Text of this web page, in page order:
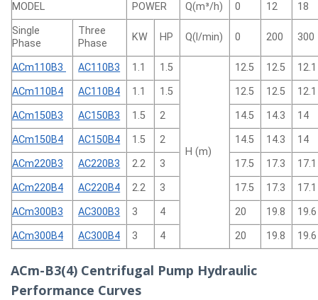
MODEL POWER Q(m³/h) 0 12
18
Single
Phase
Three
Phase
KW HP Q(l/min) 0 200 300
ACm110B3 AC110B3 1.1 1.5
H (m)
12.5 12.5
12.1
ACm110B4
AC110B4 1.1 1.5 12.5 12.5
12.1
ACm150B3
AC150B3 1.5 2 14.5 14.3
14
ACm150B4
AC150B4 1.5 2 14.5 14.3
14
ACm220B3
AC220B3 2.2 3 17.5 17.3
17.1
ACm220B4
AC220B4 2.2 3 17.5 17.3
17.1
ACm300B3
AC300B3 3 4 20 19.8
19.6
ACm300B4
AC300B4 3 4 20 19.8 19.6
ACm-B3(4) Centrifugal Pump Hydraulic
Performance Curves